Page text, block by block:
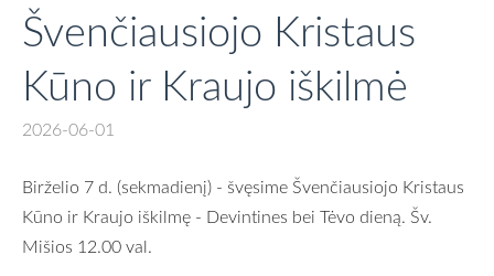
Švenčiausiojo Kristaus
Kūno ir Kraujo iškilmė
2026-06-01
Birželio 7 d. (sekmadienį) - švęsime Švenčiausiojo Kristaus
Kūno ir Kraujo iškilmę - Devintines bei Tėvo dieną. Šv.
Mišios 12.00 val.